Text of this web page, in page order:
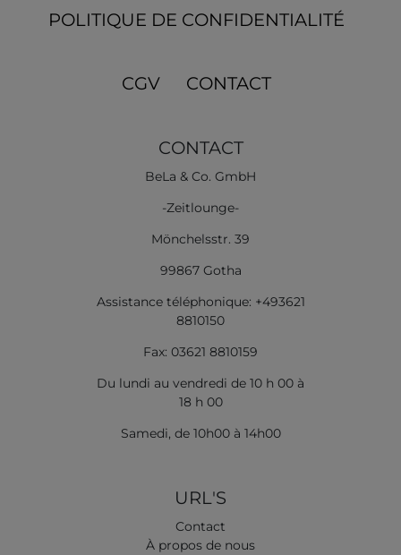
POLITIQUE DE CONFIDENTIALITÉ
CGV CONTACT
CONTACT
BeLa & Co. GmbH
-Zeitlounge-
Mönchelsstr. 39
99867 Gotha
Assistance téléphonique: +493621
8810150
Fax: 03621 8810159
Du lundi au vendredi de 10 h 00 à
18 h 00
Samedi, de 10h00 à 14h00
URL'S
Contact
À propos de nous